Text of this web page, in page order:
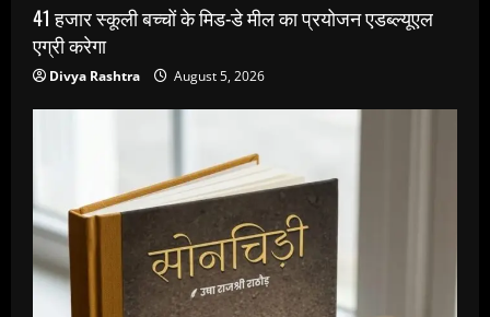
41 हजार स्कूली बच्चों के मिड-डे मील का प्रयोजन एडब्ल्यूएल
एग्री करेगा
Divya Rashtra August 5, 2026